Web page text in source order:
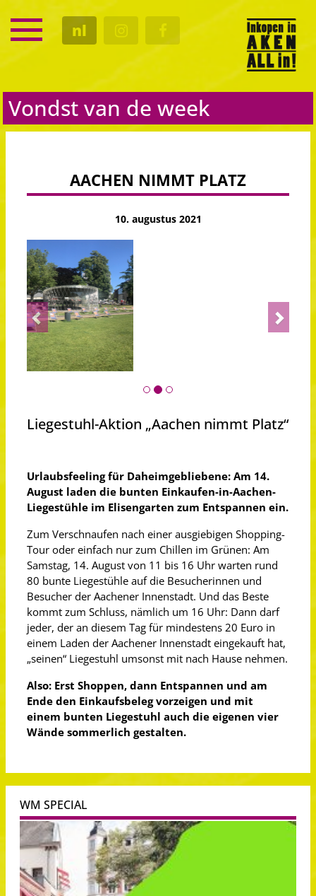
nl
SERVICE
KALENDER
Vondst van de week
AACHEN NIMMT PLATZ
10. augustus 2021
Previous Next
Liegestuhl-Aktion „Aachen nimmt Platz“
Urlaubsfeeling für Daheimgebliebene: Am 14.
August laden die bunten Einkaufen-in-Aachen-
Liegestühle im Elisengarten zum Entspannen ein.
Zum Verschnaufen nach einer ausgiebigen Shopping-
Tour oder einfach nur zum Chillen im Grünen: Am
Samstag, 14. August von 11 bis 16 Uhr warten rund
80 bunte Liegestühle auf die Besucherinnen und
Besucher der Aachener Innenstadt. Und das Beste
kommt zum Schluss, nämlich um 16 Uhr: Dann darf
jeder, der an diesem Tag für mindestens 20 Euro in
einem Laden der Aachener Innenstadt eingekauft hat,
„seinen“ Liegestuhl umsonst mit nach Hause nehmen.
Also: Erst Shoppen, dann Entspannen und am
Ende den Einkaufsbeleg vorzeigen und mit
einem bunten Liegestuhl auch die eigenen vier
Wände sommerlich gestalten.
WM SPECIAL